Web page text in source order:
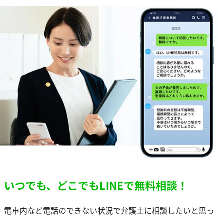
いつでも、どこでもLINEで無料相談！
電車内など電話のできない状況で弁護士に相談したいと思っ